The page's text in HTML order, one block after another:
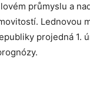
průmyslu a
Lednovou
projedná 1.